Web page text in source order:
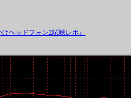
ヘッドフォン2試聴レポ』